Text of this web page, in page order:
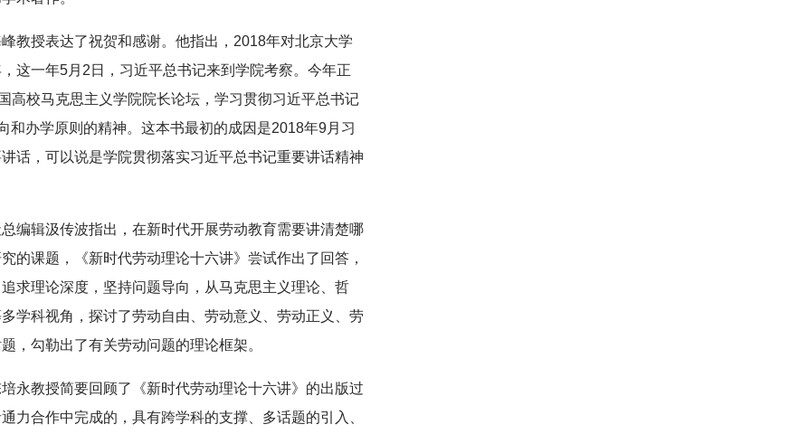
教授表达了祝贺和感谢。他指出，2018年对北京大学
这一年5月2日，习近平总书记来到学院考察。今年正
高校马克思主义学院院长论坛，学习贯彻习近平总书记
和办学原则的精神。这本书最初的成因是2018年9月习
话，可以说是学院贯彻落实习近平总书记重要讲话精神
编辑汲传波指出，在新时代开展劳动教育需要讲清楚哪
的课题，《新时代劳动理论十六讲》尝试作出了回答，
求理论深度，坚持问题导向，从马克思主义理论、哲
学科视角，探讨了劳动自由、劳动意义、劳动正义、劳
，勾勒出了有关劳动问题的理论框架。
永教授简要回顾了《新时代劳动理论十六讲》的出版过
力合作中完成的，具有跨学科的支撑、多话题的引入、